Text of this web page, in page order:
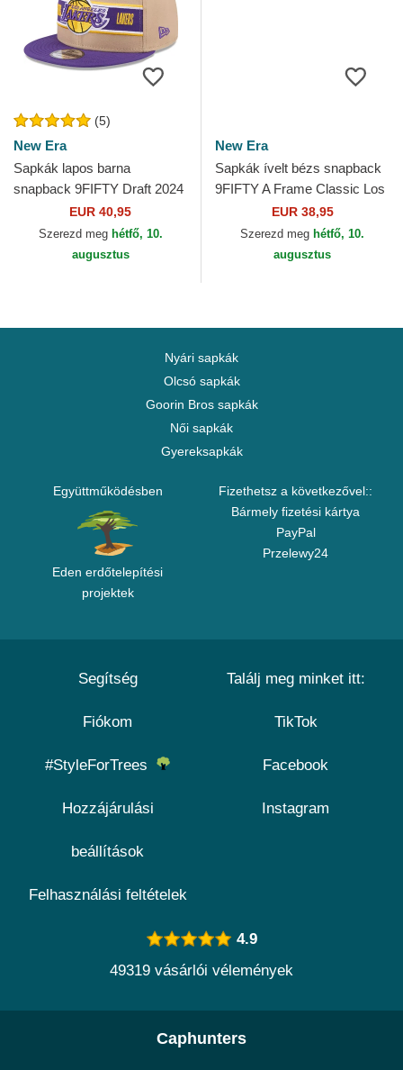
(5)
New Era
Sapkák lapos barna
snapback 9FIFTY Draft 2024
Los Angeles Lakers NBA
New Era
EUR 40,95
Szerezd meg hétfő, 10.
augusztus
New Era
Sapkák ívelt bézs snapback
9FIFTY A Frame Classic Los
Angeles Lakers NBA New
EUR 38,95
Szerezd meg hétfő, 10.
augusztus
Nyári sapkák
Olcsó sapkák
Goorin Bros sapkák
Női sapkák
Gyereksapkák
Együttműködésben
Eden erdőtelepítési
projektek
Fizethetsz a következővel::
Bármely fizetési kártya
PayPal
Przelewy24
Segítség
Fiókom
#StyleForTrees
Hozzájárulási
beállítások
Felhasználási feltételek
Találj meg minket itt:
TikTok
Facebook
Instagram
4.9
49319 vásárlói vélemények
Caphunters